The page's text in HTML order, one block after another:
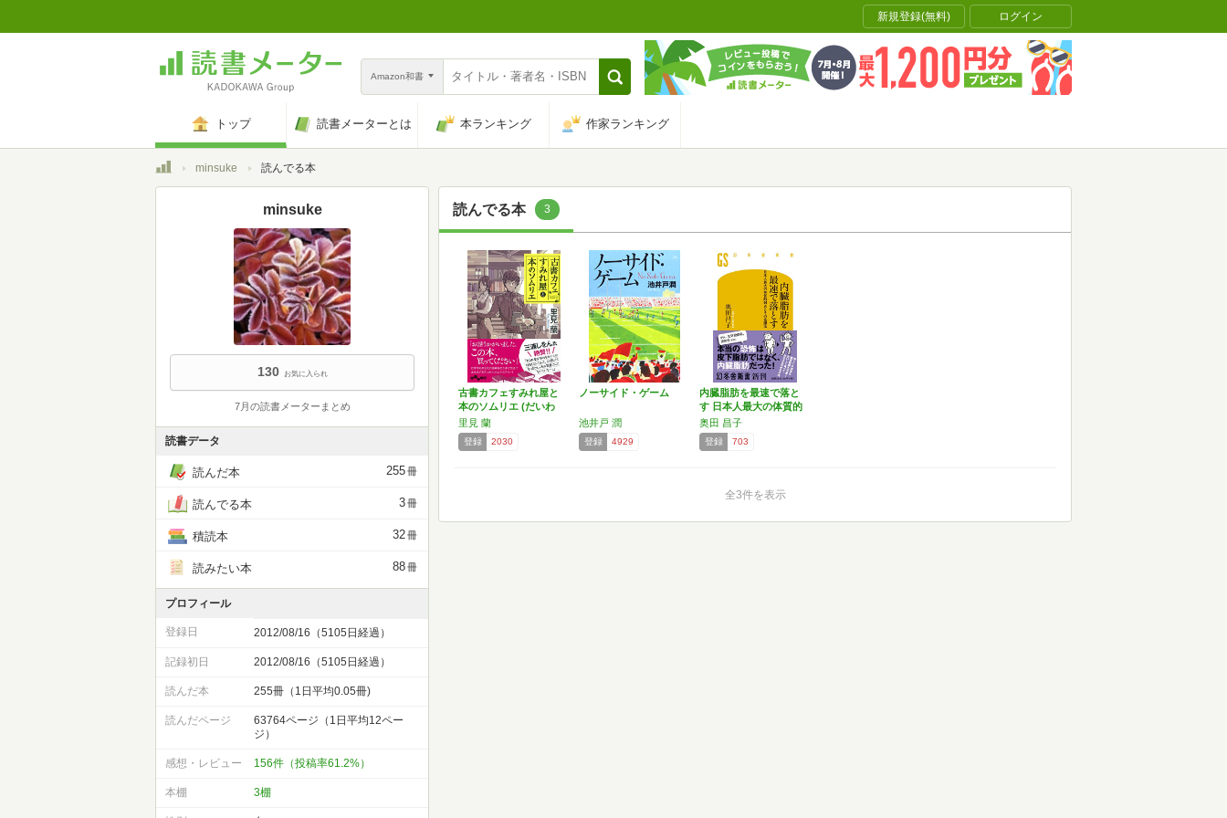
新規登録(無料) ログイン
Amazon和書
トップ 読書メーターとは 本ランキング 作家ランキング
トップminsuke 読んでる本
読んでる本 3
古書カフェすみれ屋と
本のソムリエ (だいわ
文…
里見 蘭
登録 2030
ノーサイド・ゲーム
池井戸 潤
登録 4929
内臓脂肪を最速で落と
す 日本人最大の体質的
弱…
奥田 昌子
登録 703
全3件を表示
minsuke
130 お気に入られ
7月の読書メーターまとめ
読書データ
読んだ本 255冊
読んでる本 3冊
積読本 32冊
読みたい本 88冊
プロフィール
登録日 2012/08/16（5105日経過）
記録初日 2012/08/16（5105日経過）
読んだ本 255冊（1日平均0.05冊)
読んだページ
63764ページ（1日平均12ペー
ジ）
感想・レビュー 156件（投稿率61.2%）
本棚 3棚